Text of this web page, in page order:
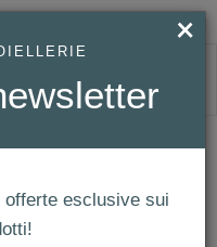
×
esclusive sui